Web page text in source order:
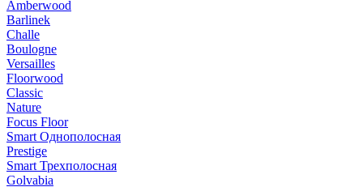
Amberwood
Barlinek
Challe
Boulogne
Versailles
Floorwood
Classic
Nature
Focus Floor
Smart Однополосная
Prestige
Smart Трехполосная
Golvabia